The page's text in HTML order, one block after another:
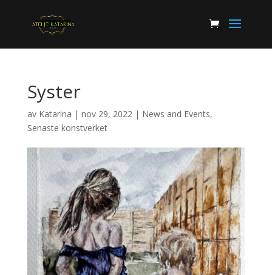
Syster
av Katarina | nov 29, 2022| News and Events,
Senaste konstverket